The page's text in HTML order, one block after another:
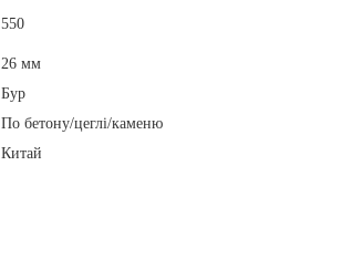
550
26 мм
Бур
По бетону/цеглі/каменю
Китай